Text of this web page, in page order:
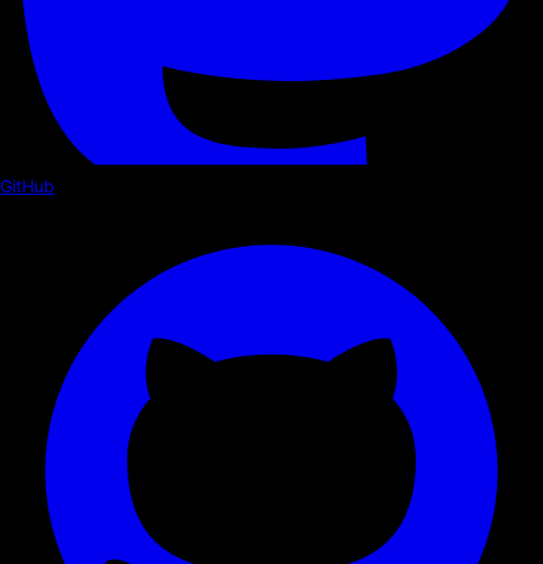
GitHub